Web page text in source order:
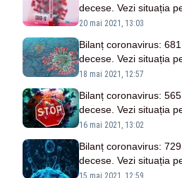
decese. Vezi situația
20 mai 2021, 13:03
Bilanț coronavirus:
decese. Vezi situația
18 mai 2021, 12:57
Bilanț coronavirus:
decese. Vezi situația
16 mai 2021, 13:02
Bilanț coronavirus:
decese. Vezi situația
15 mai 2021, 12:59